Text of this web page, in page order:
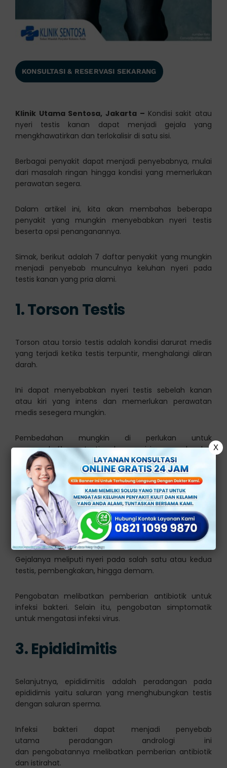
KONSULTASI & RESERVASI SEKARANG
Klinik Utama Sentosa, Jakarta – Kondisi sakit atau
nyeri testis kanan dapat menjadi gejala yang
mengkhawatirkan dan terlokalisir di satu sisi.
Berbagai penyakit dapat menjadi penyebabnya, mulai
dari masalah ringan hingga kondisi yang memerlukan
perawatan segera.
Dalam artikel ini, kita akan membahas beberapa
penyakit yang mungkin menyebabkan nyeri testis
beserta opsi penanganannya.
Simak, berikut adalah 7 daftar penyakit yang mungkin
menjadi penyebab munculnya keluhan nyeri pada
testis kanan yang pria alami.
1. Torson Testis
Torson atau torsio testis adalah kondisi darurat medis
yang terjadi ketika testis terpuntir, menghalangi aliran
darah.
Ini dapat menyebabkan nyeri testis sebelah kanan
atau kiri yang intens dan memerlukan perawatan
medis sesegera mungkin.
Pembedahan mungkin di perlukan untuk
mengembalikan testis ke posisi normal dan
menghindari kerusakan permanen.
2. Infeksi Testis (Orchitis)
Orchitisadalah peradangan testis yang dapat
di sebabkan oleh infeksi bakteri atau virus.
Gejalanya meliputi nyeri pada salah satu atau kedua
testis, pembengkakan, hingga demam.
Pengobatan melibatkan pemberian antibiotik untuk
infeksi bakteri. Selain itu, pengobatan simptomatik
untuk mengatasi infeksi virus.
3. Epididimitis
Selanjutnya, epididimitis adalah peradangan pada
epididimis yaitu saluran yang menghubungkan testis
dengan saluran sperma.
Infeksi bakteri dapat menjadi penyebab
utama peradangan andrologi ini
dan pengobatannya melibatkan pemberian antibiotik
dan istirahat.
X